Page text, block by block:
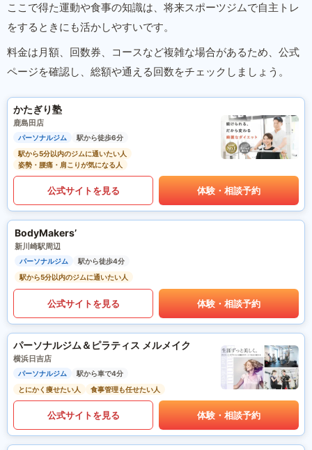
ここで得た運動や食事の知識は、将来スポーツジムで自主トレ
をするときにも活かしやすいです。
料金は月額、回数券、コースなど複雑な場合があるため、公式
ページを確認し、総額や通える回数をチェックしましょう。
かたぎり塾
鹿島田店
パーソナルジム
駅から徒歩6分
駅から5分以内のジムに通いたい人
姿勢・腰痛・肩こりが気になる人
公式サイトを見る 体験・相談予約
BodyMakers’
新川崎駅周辺
パーソナルジム
駅から徒歩4分
駅から5分以内のジムに通いたい人
公式サイトを見る 体験・相談予約
パーソナルジム＆ピラティス メルメイク
横浜日吉店
パーソナルジム
駅から車で4分
とにかく痩せたい人
食事管理も任せたい人
公式サイトを見る 体験・相談予約